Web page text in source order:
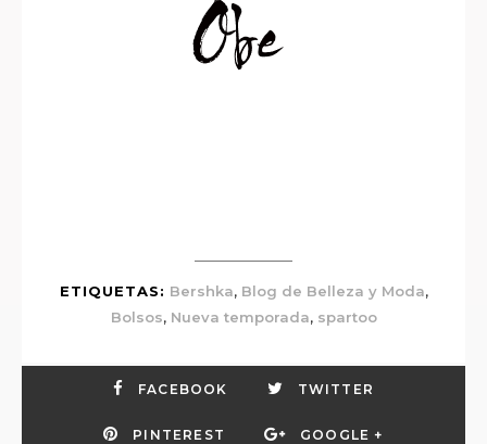
ETIQUETAS: Bershka, Blog de Belleza y Moda,
Bolsos, Nueva temporada, spartoo
FACEBOOK TWITTER
PINTEREST GOOGLE +